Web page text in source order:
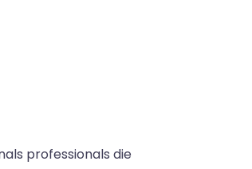
professionals die